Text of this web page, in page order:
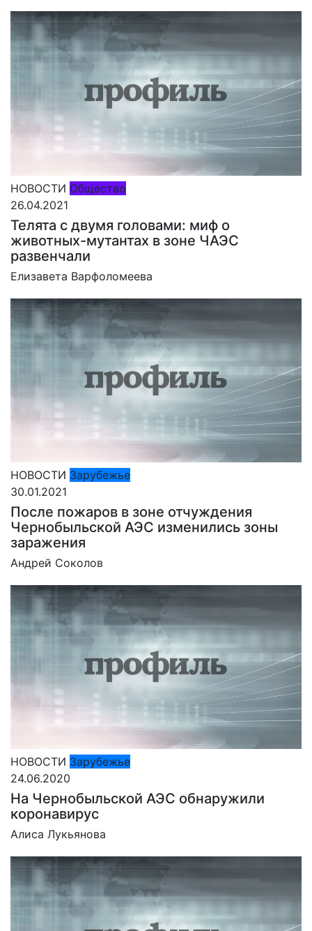
НОВОСТИ Общество
26.04.2021
Телята с двумя головами: миф о
животных-мутантах в зоне ЧАЭС
развенчали
Елизавета Варфоломеева
НОВОСТИ Зарубежье
30.01.2021
После пожаров в зоне отчуждения
Чернобыльской АЭС изменились зоны
заражения
Андрей Соколов
НОВОСТИ Зарубежье
24.06.2020
На Чернобыльской АЭС обнаружили
коронавирус
Алиса Лукьянова